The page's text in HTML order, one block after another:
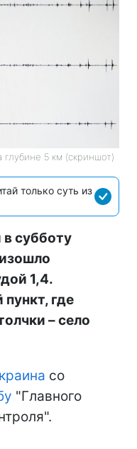
5 км (скриншот)
только суть из
субботу
1,4.
где
– село
со
"Главного